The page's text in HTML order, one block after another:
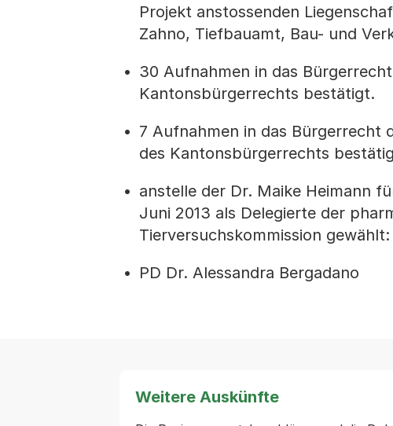
Projekt anstossenden
Zahno, Tiefbauamt, Bau- und
30 Aufnahmen in das
Kantonsbürgerrechts bestätigt.
7 Aufnahmen in das Bürgerrecht
des Kantonsbürgerrechts
anstelle der Dr. Maike Heimann
Juni 2013 als Delegierte der
Tierversuchskommission gewählt:
PD Dr. Alessandra Bergadano
Weitere Auskünfte